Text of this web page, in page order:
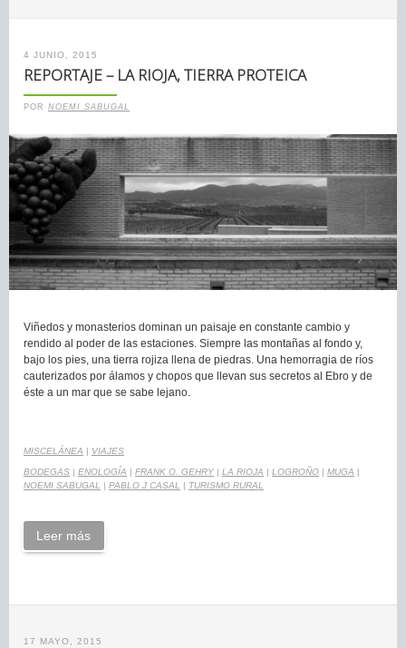
4 JUNIO, 2015
REPORTAJE – LA RIOJA, TIERRA PROTEICA
POR NOEMI SABUGAL
Viñedos y monasterios dominan un paisaje en constante cambio y
rendido al poder de las estaciones. Siempre las montañas al fondo y,
bajo los pies, una tierra rojiza llena de piedras. Una hemorragia de ríos
cauterizados por álamos y chopos que llevan sus secretos al Ebro y de
éste a un mar que se sabe lejano.
MISCELÁNEA | VIAJES
BODEGAS | ENOLOGÍA | FRANK O. GEHRY | LA RIOJA | LOGROÑO | MUGA |
NOEMI SABUGAL
| PABLO J CASAL | TURISMO RURAL
Leer más
17 MAYO, 2015